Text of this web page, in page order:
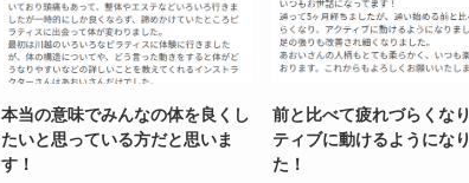
本当の意味でみんなの体を良くし
たいと思っている方だと思いま
す！
前と比べて疲れづらくな
ティブに動けるようにな
た！